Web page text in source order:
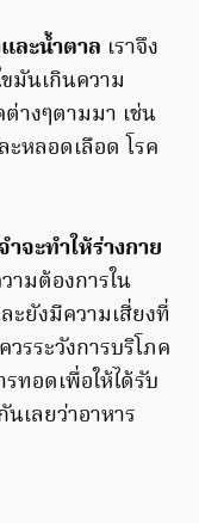
ละน้ำตาล เราจึง
มันเกินความ
ต่างๆตามมา เช่น
ะหลอดเลือด โรค
จะทำให้ร่างกาย
ามต้องการใน
ยังมีความเสี่ยงที่
รระวังการบริโภค
ทอดเพื่อให้ได้รับ
เลยว่าอาหาร